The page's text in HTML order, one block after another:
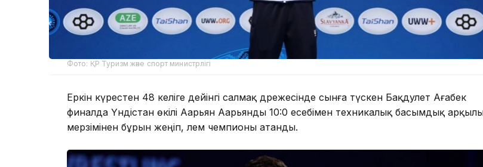
Фото: ҚР Туризм және спорт министрлігі
Еркін күрестен 48 келіге дейінгі салмақ дәрежесінде сынға түскен Бақдәулет Ағабек
финалда Үндістан өкілі Аарьян Аарьянды 10:0 есебімен техникалық басымдық
мерзімінен бұрын жеңіп, әлем чемпионы атанды.